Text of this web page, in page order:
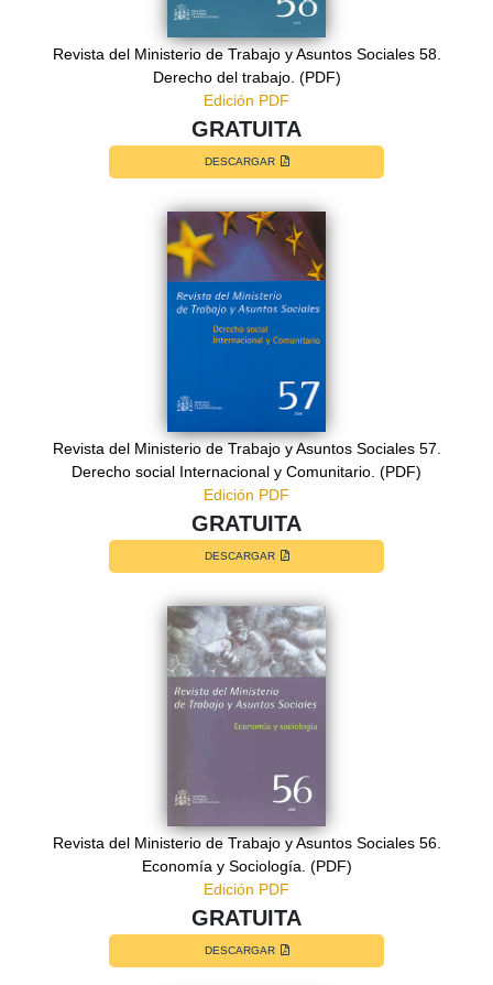
Revista del Ministerio de Trabajo y Asuntos Sociales 58.
Derecho del trabajo. (PDF)
Edición PDF
GRATUITA
DESCARGAR
Revista del Ministerio de Trabajo y Asuntos Sociales 57.
Derecho social Internacional y Comunitario. (PDF)
Edición PDF
GRATUITA
DESCARGAR
Revista del Ministerio de Trabajo y Asuntos Sociales 56.
Economía y Sociología. (PDF)
Edición PDF
GRATUITA
DESCARGAR